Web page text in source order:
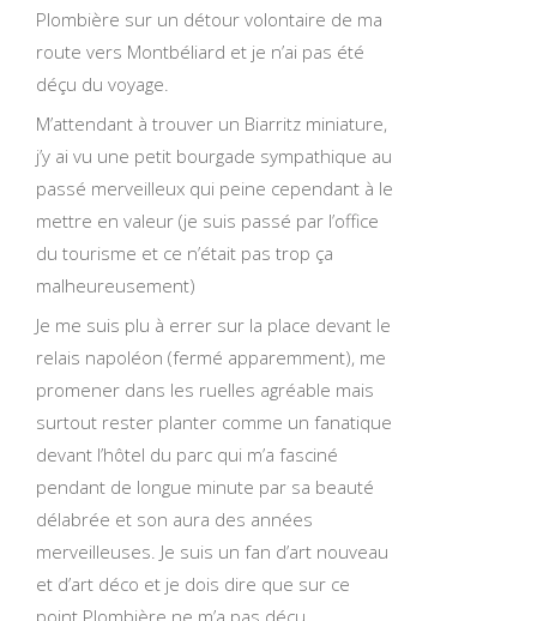
Plombière sur un détour volontaire de ma
route vers Montbéliard et je n’ai pas été
déçu du voyage.
M’attendant à trouver un Biarritz miniature,
j’y ai vu une petit bourgade sympathique au
passé merveilleux qui peine cependant à le
mettre en valeur (je suis passé par l’office
du tourisme et ce n’était pas trop ça
malheureusement)
Je me suis plu à errer sur la place devant le
relais napoléon (fermé apparemment), me
promener dans les ruelles agréable mais
surtout rester planter comme un fanatique
devant l’hôtel du parc qui m’a fasciné
pendant de longue minute par sa beauté
délabrée et son aura des années
merveilleuses. Je suis un fan d’art nouveau
et d’art déco et je dois dire que sur ce
point Plombière ne m’a pas déçu.